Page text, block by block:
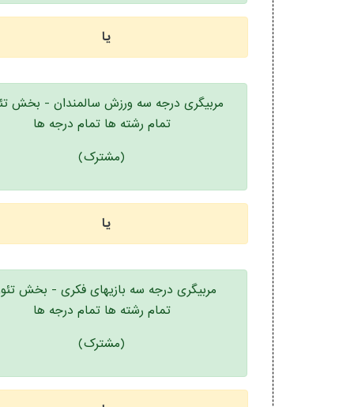
یا
مربیگری درجه سه ورزش سالمندان - بخش
تمام رشته ها تمام درجه ها
(مشترک)
یا
مربیگری درجه سه بازیهای فکری - بخش
تمام رشته ها تمام درجه ها
(مشترک)